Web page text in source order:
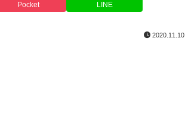
Pocket LINE
2020.11.10